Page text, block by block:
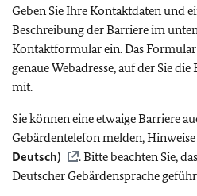
Geben Sie Ihre Kontaktdaten und
Beschreibung der Barriere im
Kontaktformular ein. Das
genaue Webadresse, auf der Sie
mit.
Sie können eine etwaige Barriere
Gebärdentelefon melden,
Deutsch)
. Bitte beachten Sie,
Deutscher Gebärdensprache